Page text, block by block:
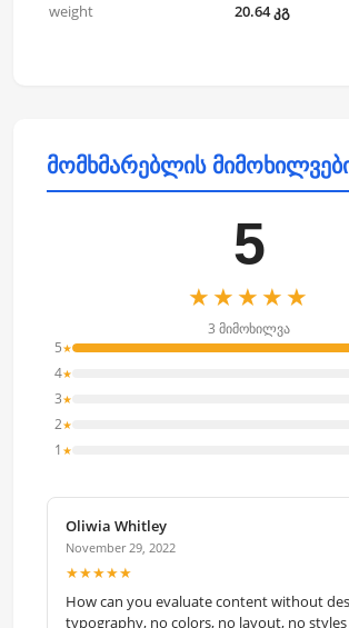
weight
20.64 კგ
მომხმარებლის
5
★★★★★
3 მიმოხილვა
5★
4★
3★
2★
1 ★
Oliwia Whitley
November 29, 2022
★★★★★
How can you evaluate content without
typography, no colors, no layout, no